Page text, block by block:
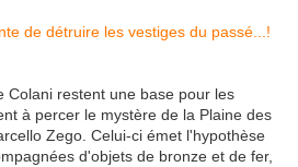
Colani restent une base pour les
à percer le mystère de la Plaine des
Zego. Celui-ci émet l'hypothèse
d'objets de bronze et de fer,